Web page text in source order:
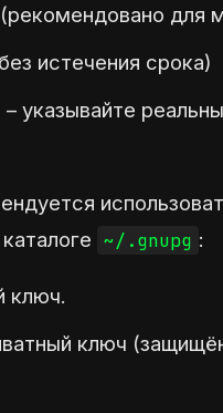
для
истечения срока)
указывайте
~/.gnupg :
ключ.
ключ